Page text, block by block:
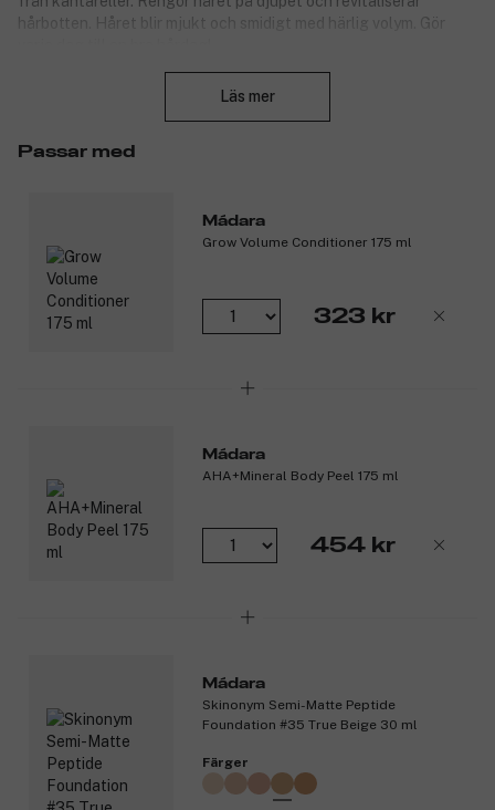
hårbotten. Håret blir mjukt och smidigt med härlig volym. Gör
Läs mer
Passar med
Mádara
Grow Volume Conditioner 175 ml
323 kr
Mádara
AHA+Mineral Body Peel 175 ml
454 kr
Mádara
Skinonym Semi-Matte Peptide
Foundation #35 True Beige 30 ml
Färger